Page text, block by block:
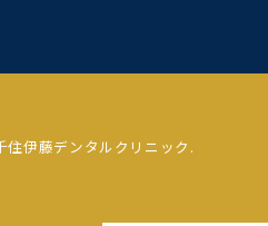
伊藤デンタルクリニック.